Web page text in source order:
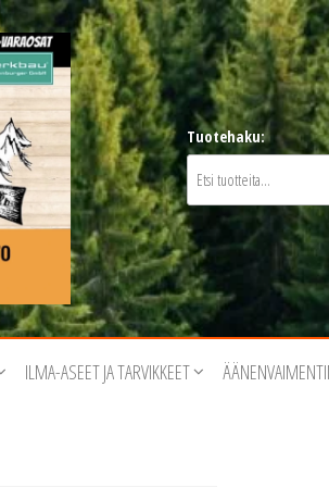
Tuotehaku:
ILMA-ASEET JA TARVIKKEET